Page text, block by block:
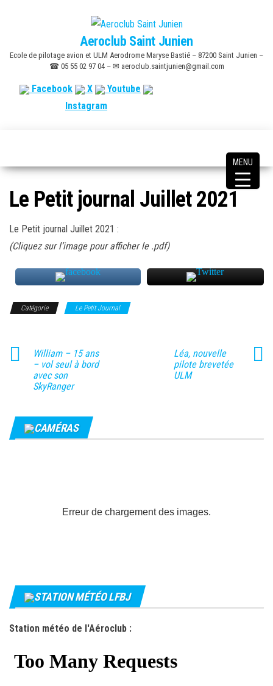
content
Aeroclub Saint Junien
Ecole de pilotage avion et ULM Aerodrome Maryse Bastié – 87200 Saint Junien –
☎ 05 55 02 97 04 – ✉ aeroclub.saintjunien@gmail.com
Facebook X
Youtube
Instagram
Le Petit journal Juillet 2021
Le Petit journal Juillet 2021 :
(Cliquez sur l’image pour afficher le .pdf)
Catégorie Le Petit Journal
William – 15 ans
– vol seul à bord
avec son
SkyRanger
Léa, nouvelle
pilote brevetée
ULM
CAMÉRAS
Erreur de chargement des images.
STATION MÉTÉO LFBJ
Station météo de l'Aéroclub :
MENU